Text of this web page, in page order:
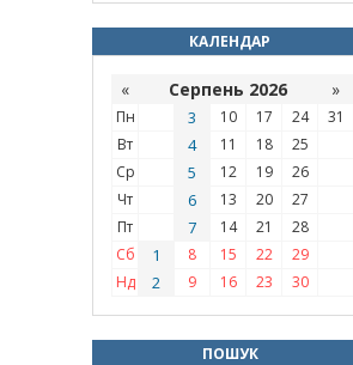
КАЛЕНДАР
« Серпень 2026 »
Пн 3 10 17 24
31
Вт
4 11 18
25
Ср
5 12 19
26
Чт
6 13 20
27
Пт
7 14 21
28
Сб
1 8 15 22
29
Нд
2 9 16 23 30
ПОШУК